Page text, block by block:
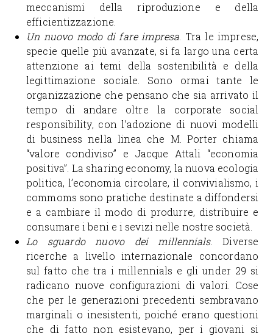
meccanismi della riproduzione e della
efficientizzazione.
Un nuovo modo di fare impresa . Tra le imprese,
specie quelle più avanzate, si fa largo una certa
attenzione ai temi della sostenibilità e della
legittimazione sociale. Sono ormai tante le
organizzazione che pensano che sia arrivato il
tempo di andare oltre la corporate social
responsibility, con l’adozione di nuovi modelli
di business nella linea che M. Porter chiama
“valore condiviso” e Jacque Attali “economia
positiva”. La sharing economy, la nuova ecologia
politica, l’economia circolare, il convivialismo, i
commoms sono pratiche destinate a diffondersi
e a cambiare il modo di produrre, distribuire e
consumare i beni e i sevizi nelle nostre società.
Lo sguardo nuovo dei millennials. Diverse
ricerche a livello internazionale concordano
sul fatto che tra i millennials e gli under 29 si
radicano nuove configurazioni di valori. Cose
che per le generazioni precedenti sembravano
marginali o inesistenti, poiché erano questioni
che di fatto non esistevano, per i giovani si